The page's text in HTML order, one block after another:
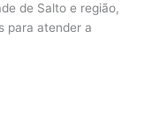
de Salto e região,
para atender a